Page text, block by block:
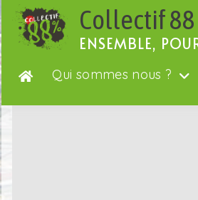
Passer
au
contenu
Collectif 88
ENSEMBLE,
Qui sommes nous ?